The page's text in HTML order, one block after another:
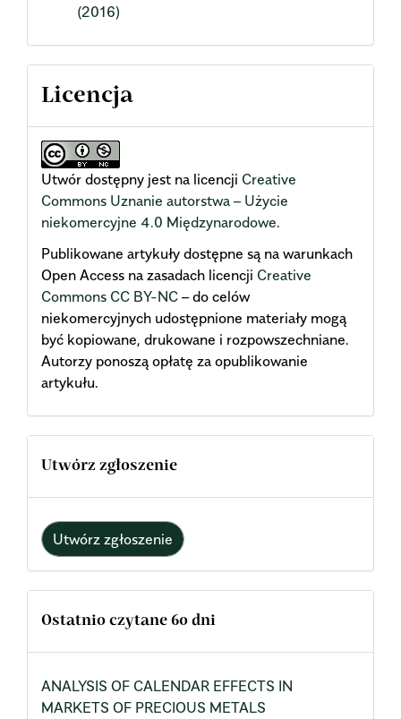
(2016)
Licencja
Utwór dostępny jest na licencji Creative
Commons Uznanie autorstwa – Użycie
niekomercyjne 4.0 Międzynarodowe.
Publikowane artykuły dostępne są na warunkach
Open Access na zasadach licencji Creative
Commons CC BY-NC – do celów
niekomercyjnych udostępnione materiały mogą
być kopiowane, drukowane i rozpowszechniane.
Autorzy ponoszą opłatę za opublikowanie
artykułu.
Utwórz zgłoszenie
Utwórz zgłoszenie
Ostatnio czytane 60 dni
ANALYSIS OF CALENDAR EFFECTS IN
MARKETS OF PRECIOUS METALS